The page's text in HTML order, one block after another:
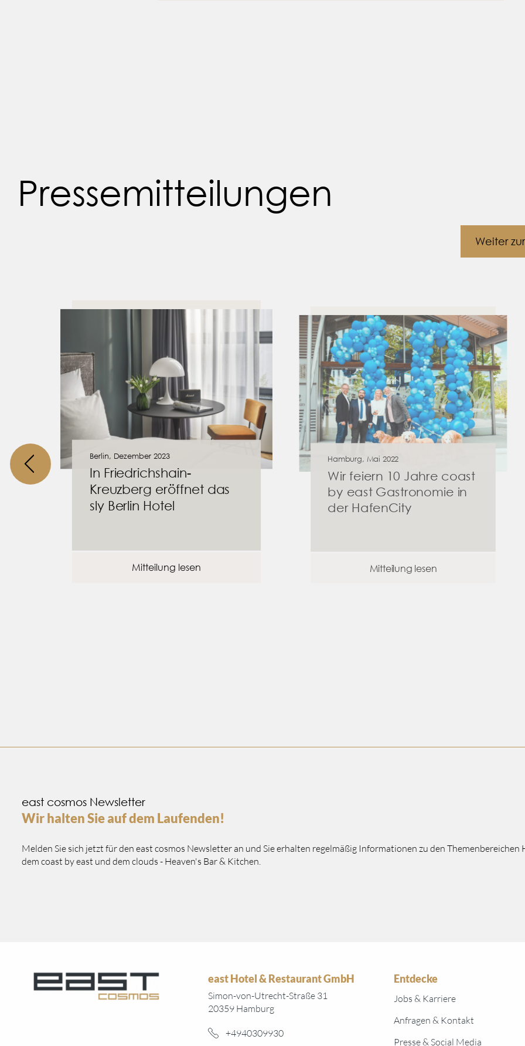
Pressemitteilungen
Weiter
Berlin, Dezember 2023
In Friedrichshain-
Kreuzberg eröffnet das
sly Berlin Hotel
Mitteilung lesen
Hamburg, Mai 2022
Wir feiern 10 Jahre coast
by east Gastronomie in
der HafenCity
Mitteilung lesen
east cosmos Newsletter
Wir halten Sie auf dem Laufenden!
Melden Sie sich jetzt für den east cosmos Newsletter an und Sie erhalten regelmäßig Informationen zu den
dem coast by east und dem clouds - Heaven's Bar & Kitchen.
east Hotel & Restaurant GmbH
Simon-von-Utrecht-Straße 31
20359 Hamburg
+4940309930
Entdecke
Jobs & Karriere
Anfragen & Kontakt
Presse & Social Media